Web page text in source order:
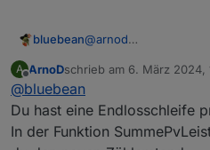
bluebean@arnod
A
Offline
ArnoDschrieb am 6. März 2024,
zuletzt editiert von
@bluebean
Du hast eine Endlosschleife
In der Funktion